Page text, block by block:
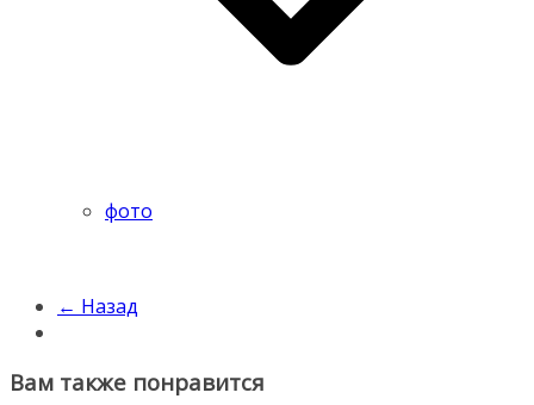
фото
← Назад
Вам также понравится